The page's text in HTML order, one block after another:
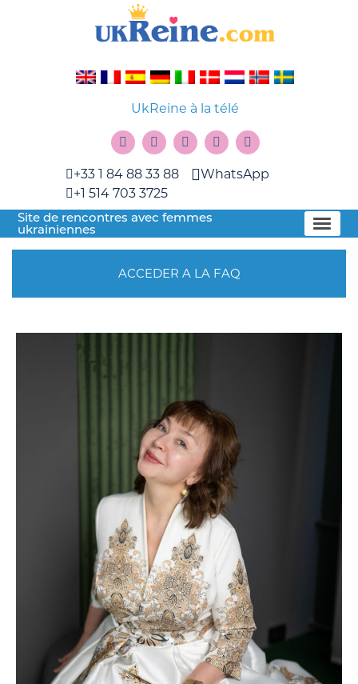
UkReine à la télé
+33 1 84 88 33 88
+1 514 703 3725
WhatsApp
Site de rencontres avec femmes
ukrainiennes
ACCEDER A LA FAQ